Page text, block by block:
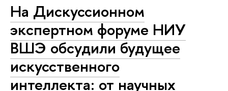
На Дискуссионном
экспертном форуме НИУ
ВШЭ обсудили будущее
искусственного
интеллекта: от научных